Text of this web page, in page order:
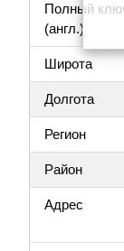
Полный
(англ.)
Широта
Долгота
Регион
Район
Адрес